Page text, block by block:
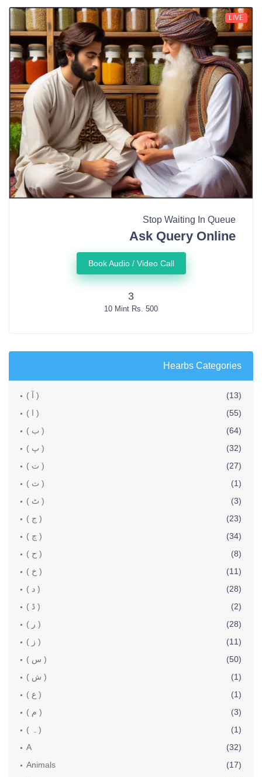
LIVE
Stop Waiting In Queue
Ask Query Online
Book Audio / Video Call
3
10 Mint Rs. 500
Hearbs Categories
( آ )
(13)
( ا )
(55)
( ب )
(64)
( پ )
(32)
( ت )
(27)
( ث )
(1)
( ٹ )
(3)
( ج )
(23)
( چ )
(34)
( ح )
(8)
( خ )
(11)
( د )
(28)
( ڈ )
(2)
( ر )
(28)
( ز )
(11)
( س )
(50)
( ش )
(1)
( ع )
(1)
( م )
(3)
( ہ )
(1)
A
(32)
Animals
(17)